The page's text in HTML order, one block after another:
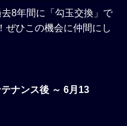
8年間に「勾玉交換」で
ぜひこの機会に仲間にし
ナンス後 ～ 6月13